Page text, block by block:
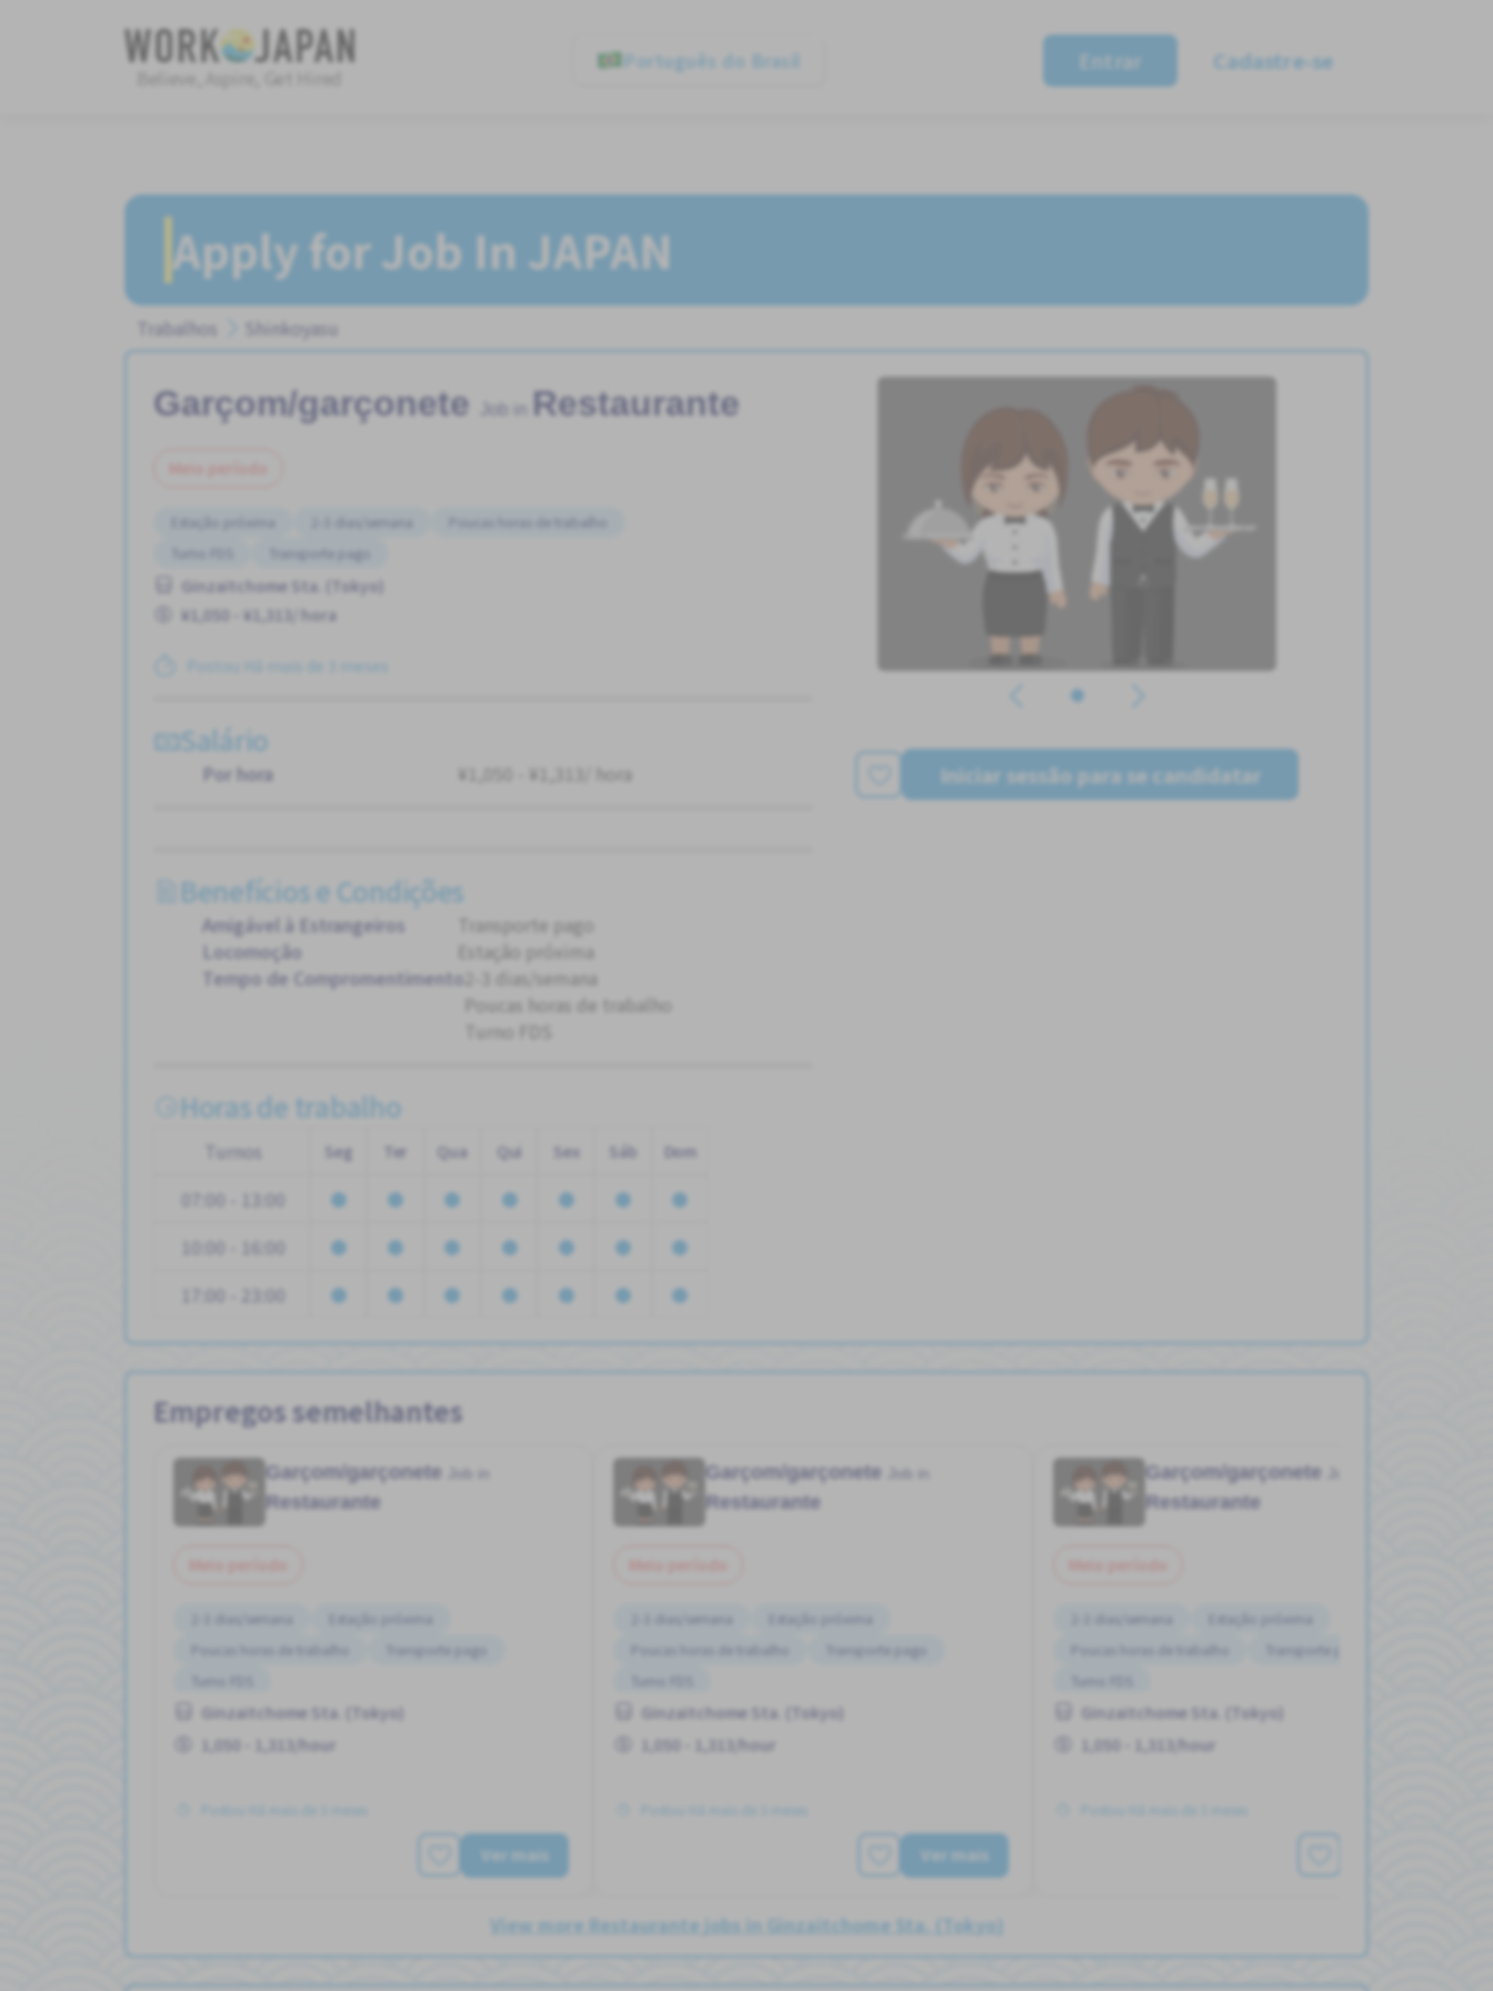
Believe, Aspire, Get Hired
Português do Brasil Entrar Cadastre-se
Apply for Job In JAPAN
Trabalhos Shinkoyasu
Garçom/garçonete Restaurante
2-3 dias/semana
Poucas horas de trabalho
Transporte pago
Ginzaitchome Sta. (Tokyo)
¥1,050 - ¥1,313/ hora
Postou Há mais de 3 meses
Salário
Por hora ¥1,050 - ¥1,313/ hora
Benefícios e Condições
Amigável à Estrangeiros
Transporte pago
Locomoção
Estação próxima
Tempo de Compromentimento 2-3 dias/semana
Poucas horas de trabalho
Turno FDS
Horas de trabalho
Turnos Seg Ter Qua Qui Sex Sáb Dom
07:00 - 13:00
10:00 - 16:00
17:00 - 23:00
Iniciar sessão para se candidatar
Empregos semelhantes
Garçom/garçonete
Restaurante
2-3 dias/semana
Poucas horas de trabalho
Transporte pago
Ginzaitchome Sta. (Tokyo)
1,050 - 1,313/hour
Ver mais
Garçom/garçonete
Restaurante
2-3 dias/semana
Poucas horas de trabalho
Transporte pago
Ginzaitchome Sta. (Tokyo)
1,050 - 1,313/hour
Ver mais
Garçom/garçonete
Restaurante
2-3 dias/semana
Poucas horas de trabalho
Transporte pago
Ginzaitchome Sta. (Tokyo)
1,050 - 1,313/hour
View more Restaurante jobs in Ginzaitchome Sta. (Tokyo)